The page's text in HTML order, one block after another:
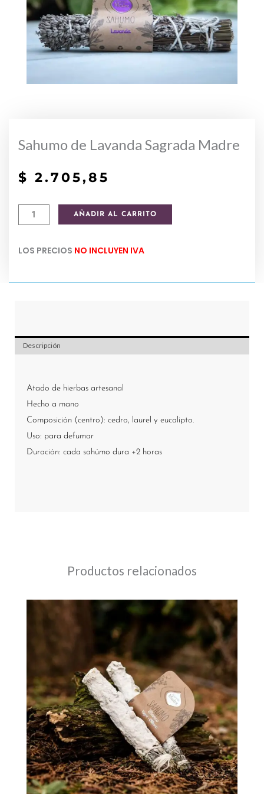
Sahumo de Lavanda Sagrada Madre
$ 2.705,85
Sahumo
de
AÑADIR AL CARRITO
LOS PRECIOS NO INCLUYEN IVA
Descripción
Atado de hierbas artesanal
Hecho a mano
Composición (centro): cedro, laurel y eucalipto.
Uso: para defumar
Duración: cada sahúmo dura +2 horas
Productos relacionados